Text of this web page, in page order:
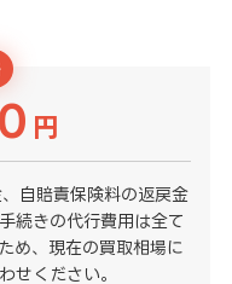
円
自賠責保険料の返戻金
続きの代行費用は全て
め、現在の買取相場に
せください。